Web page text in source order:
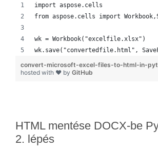
import aspose.cells
from aspose.cells import
wk = Workbook("excelfile.xlsx")
wk.save("convertedfile.html",
convert-microsoft-excel-files-to-html-in-
hosted with ❤ by GitHub
HTML mentése DOCX-be
2. lépés